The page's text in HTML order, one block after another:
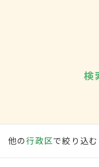
検
他の行政区で絞り込む